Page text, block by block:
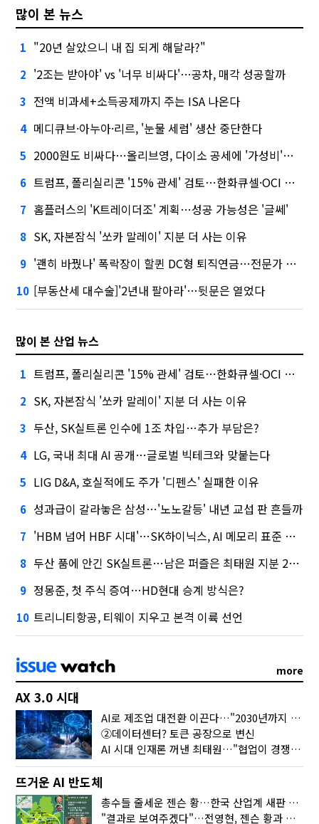
많이 본 뉴스
1 "20년 살았으니 내 집 되게 해달라?"
2 '2조는 받아야' vs '너무 비싸다'…공차, 매각 성공할까
3 전액 비과세+소득공제까지 주는 ISA 나온다
4 메디큐브·아누아·리르, '눈물 세럼' 생산 중단한다
5 2000원도 비싸다…올리브영, 다이소 공세에 '가성비'로 맞불
6 트럼프, 폴리실리콘 '15% 관세' 검토…한화큐셀·OCI 영향은?
7 홈플러스의 'K트레이더조' 계획…성공 가능성은 '글쎄'
8 SK, 자본잠식 '쏘카 말레이' 지분 더 사는 이유
9 '괜히 바꿨나' 폭락장이 할퀸 DC형 퇴직연금…전문가 조언은
10 [부동산세 대수술]'2년내 팔아라'…뒷문은 열었다
많이 본 산업 뉴스
1 트럼프, 폴리실리콘 '15% 관세' 검토…한화큐셀·OCI 영향은?
2 SK, 자본잠식 '쏘카 말레이' 지분 더 사는 이유
3 두산, SK실트론 인수에 1조 차입…추가 부담은?
4 LG, 국내 최대 AI 공개…글로벌 빅테크와 맞붙는다
5 LIG D&A, 호실적에도 주가 '디펜스' 실패한 이유
6 성과급이 갈라놓은 삼성…'노노갈등' 내년 교섭 판 흔들까
7 'HBM 넘어 HBF 시대'…SK하이닉스, AI 메모리 표준 선점 나섰다
8 두산 품에 안긴 SK실트론…남은 퍼즐은 최태원 지분 29.4%
9 정몽준, 첫 주식 증여…HD현대 승계 방식은?
10 트리니티항공, 티웨이 지우고 본격 이륙 선언
more
AX 3.0 시대
AI로 제조업 대전환 이끈다…"2030년까지 민관합동 20조 투자"
②데이터센터? 토큰 공장으로 변신
AI 시대 인재론 꺼낸 최태원…"협업이 경쟁력"
뜨거운 AI 반도체
총수들 줄세운 젠슨 황…한국 산업계 새판 짰다
"결과로 보여주겠다"…전영현, 젠슨 황과 HBM5 논의